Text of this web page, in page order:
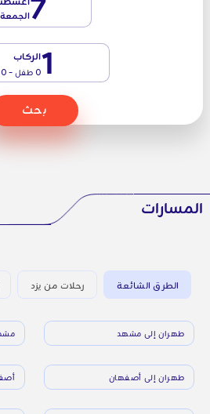
7الجمعة
1الركاب
0 طفل - 0 رضيع
بحث
المسارات
الطرق الشائعة رحلات من يزد
طهران إلى مشهد
طهران إلى أصفهان